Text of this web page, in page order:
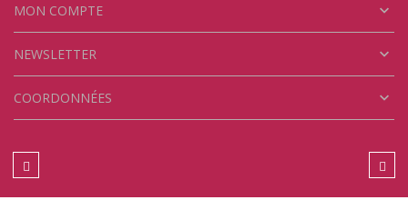
MON COMPTE 
NEWSLETTER 
COORDONNÉES 